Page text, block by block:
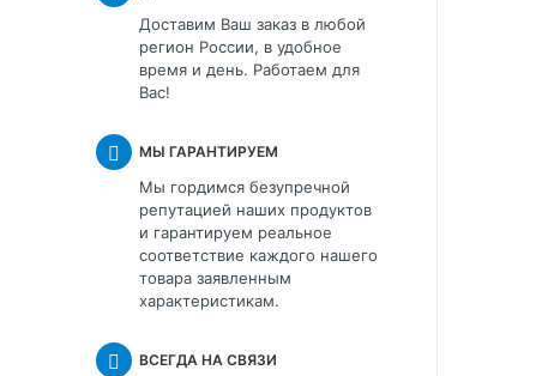
Доставим Ваш заказ в любой
регион России, в удобное
время и день. Работаем для
Вас!
МЫ ГАРАНТИРУЕМ
Мы гордимся безупречной
репутацией наших продуктов
и гарантируем реальное
соответствие каждого нашего
товара заявленным
характеристикам.
ВСЕГДА НА СВЯЗИ